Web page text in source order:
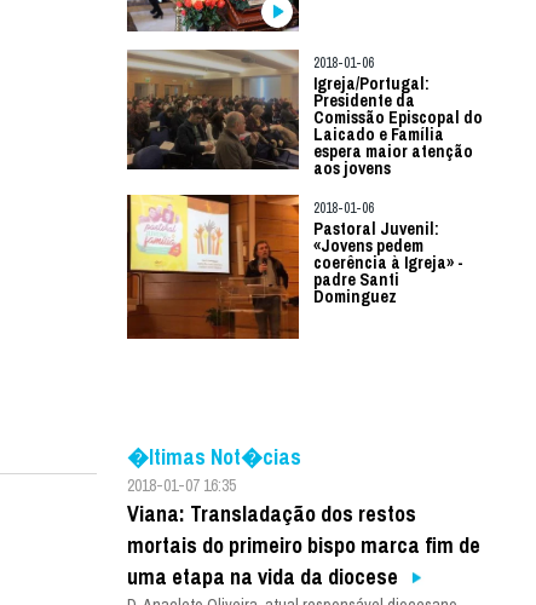
2018-01-06
Igreja/Portugal:
Presidente da
Comissão Episcopal do
Laicado e Família
espera maior atenção
aos jovens
2018-01-06
Pastoral Juvenil:
«Jovens pedem
coerência à Igreja» -
padre Santi
Dominguez
�ltimas Not�cias
2018-01-07 16:35
Viana: Transladação dos restos
mortais do primeiro bispo marca fim de
uma etapa na vida da diocese